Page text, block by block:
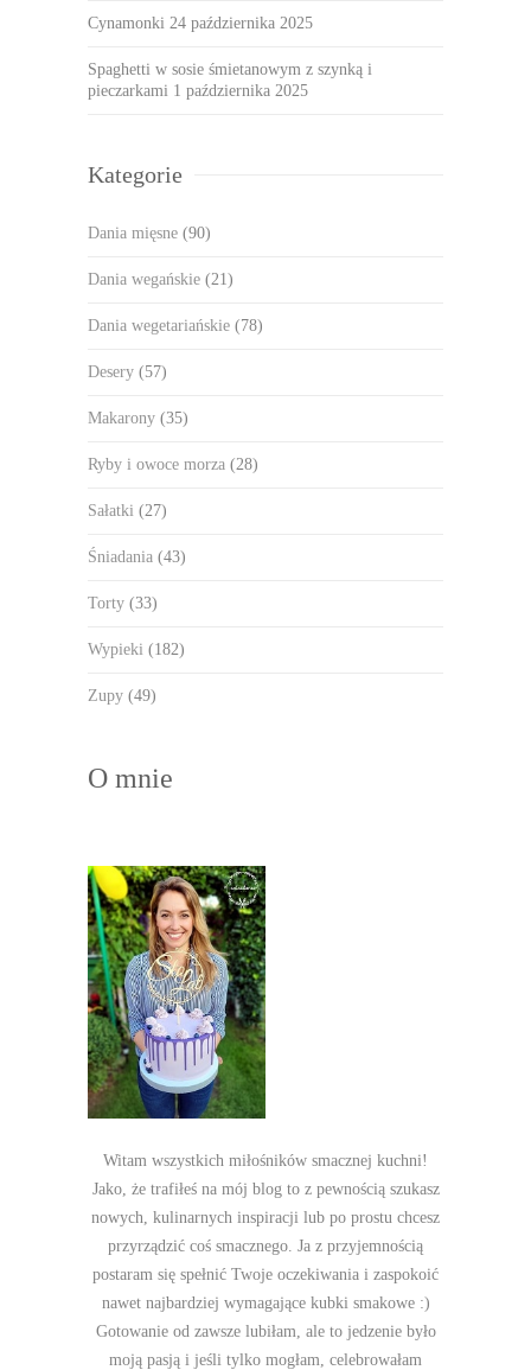
Cynamonki 24 października 2025
Spaghetti w sosie śmietanowym z szynką i
pieczarkami 1 października 2025
Kategorie
Dania mięsne (90)
Dania wegańskie (21)
Dania wegetariańskie (78)
Desery (57)
Makarony (35)
Ryby i owoce morza (28)
Sałatki (27)
Śniadania (43)
Torty (33)
Wypieki (182)
Zupy (49)
O mnie
Witam wszystkich miłośników smacznej kuchni!
Jako, że trafiłeś na mój blog to z pewnością szukasz
nowych, kulinarnych inspiracji lub po prostu chcesz
przyrządzić coś smacznego. Ja z przyjemnością
postaram się spełnić Twoje oczekiwania i zaspokoić
nawet najbardziej wymagające kubki smakowe :)
Gotowanie od zawsze lubiłam, ale to jedzenie było
moją pasją i jeśli tylko mogłam, celebrowałam